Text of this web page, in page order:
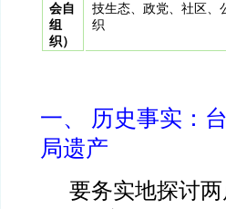
会自
组
织）
技生态、政党、社区、
织
一、 历史事实：
局遗产
要务实地探讨